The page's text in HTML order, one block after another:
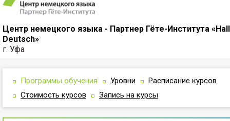
Программы обучения Уровни
Расписание курсов
Стоимость курсов
Запись на курсы
Центр немецкого языка - Партнер Гёте-Института
Deutsch»
г. Уфа